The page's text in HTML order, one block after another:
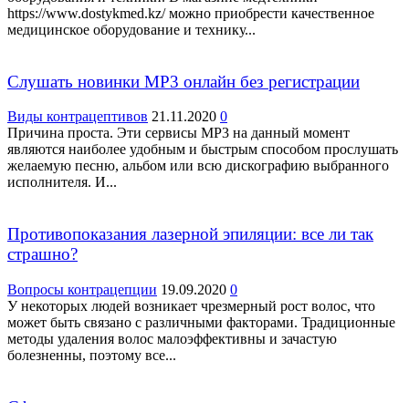
https://www.dostykmed.kz/ можно приобрести качественное
медицинское оборудование и технику...
Слушать новинки МР3 онлайн без регистрации
Виды контрацептивов 21.11.2020 0
Причина проста. Эти сервисы МР3 на данный момент
являются наиболее удобным и быстрым способом прослушать
желаемую песню, альбом или всю дискографию выбранного
исполнителя. И...
Противопоказания лазерной эпиляции: все ли так
страшно?
Вопросы контрацепции 19.09.2020 0
У некоторых людей возникает чрезмерный рост волос, что
может быть связано с различными факторами. Традиционные
методы удаления волос малоэффективны и зачастую
болезненны, поэтому все...